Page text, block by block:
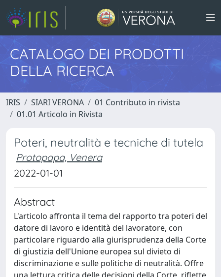
CATALOGO DEI PRODOTTI
DELLA RICERCA
IRIS SIARI VERONA
01 Contributo in rivista
01.01 Articolo in Rivista
Poteri, neutralità e tecniche di tutela
Protopapa, Venera
2022-01-01
Abstract
L'articolo affronta il tema del rapporto tra poteri del
datore di lavoro e identità del lavoratore, con
particolare riguardo alla giurisprudenza della Corte
di giustizia dell'Unione europea sul divieto di
discriminazione e sulle politiche di neutralità. Offre